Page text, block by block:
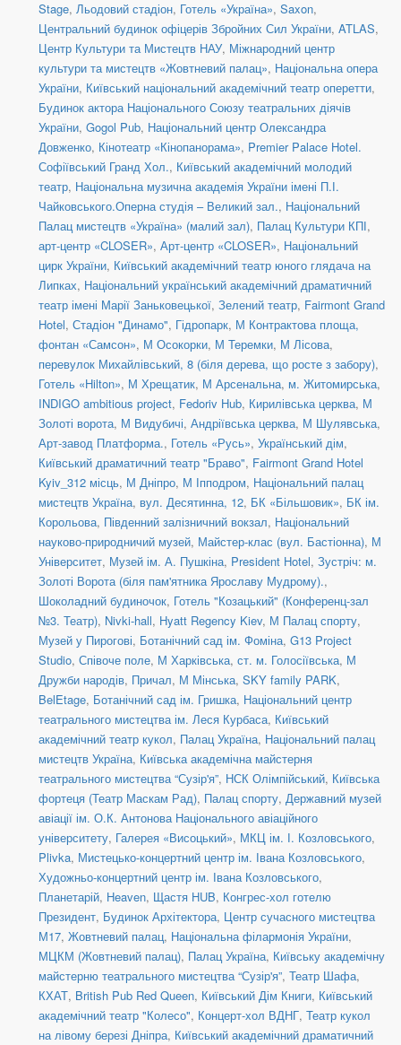
Stage, Льодовий стадіон, Готель «Україна», Saxon,
Центральний будинок офіцерів Збройних Сил України, ATLAS,
Центр Культури та Мистецтв НАУ, Міжнародний центр
культури та мистецтв «Жовтневий палац», Національна опера
України, Київський національний академічний театр оперетти,
Будинок актора Національного Союзу театральних діячів
України, Gogol Pub, Національний центр Олександра
Довженко, Кінотеатр «Кінопанорама», Premier Palace Hotel.
Софіївський Гранд Хол., Київський академічний молодий
театр, Національна музична академія України імені П.І.
Чайковського.Оперна студія – Великий зал., Національний
Палац мистецтв «Україна» (малий зал), Палац Культури КПІ,
арт-центр «CLOSER», Арт-центр «CLOSER», Національний
цирк України, Київський академічний театр юного глядача на
Липках, Національний український академічний драматичний
театр імені Марії Заньковецької, Зелений театр, Fairmont Grand
Hotel, Стадіон "Динамо", Гідропарк, М Контрактова площа,
фонтан «Самсон», М Осокорки, М Теремки, М Лісова,
перевулок Михайлівський, 8 (біля дерева, що росте з забору),
Готель «Hilton», М Хрещатик, М Арсенальна, м. Житомирська,
INDIGO ambitious project, Fedoriv Hub, Кирилівська церква, М
Золоті ворота, М Видубичі, Андріївська церква, М Шулявська,
Арт-завод Платформа., Готель «Русь», Український дім,
Київський драматичний театр "Браво", Fairmont Grand Hotel
Kyiv_312 місць, М Дніпро, М Іпподром, Національний палац
мистецтв Україна, вул. Десятинна, 12, БК «Більшовик», БК ім.
Корольова, Південний залізничний вокзал, Національний
науково-природничий музей, Майстер-клас (вул. Бастіонна), М
Університет, Музей ім. А. Пушкіна, President Hotel, Зустріч: м.
Золоті Ворота (біля пам'ятника Ярославу Мудрому).,
Шоколадний будиночок, Готель "Козацький" (Конференц-зал
№3. Театр), Nivki-hall, Hyatt Regency Kiev, М Палац спорту,
Музей у Пирогові, Ботанічний сад ім. Фоміна, G13 Project
Studio, Співоче поле, М Харківська, ст. м. Голосіївська, М
Дружби народів, Причал, М Мінська, SKY family PARK,
BelEtage, Ботанічний сад ім. Гришка, Національний центр
театрального мистецтва ім. Леся Курбаса, Київський
академічний театр кукол, Палац Україна, Національний палац
мистецтв Україна, Київська академічна майстерня
театрального мистецтва “Сузір'я”, НСК Олімпійський, Київська
фортеця (Театр Маскам Рад), Палац спорту, Державний музей
авіації ім. О.К. Антонова Національного авіаційного
університету, Галерея «Висоцький», МКЦ ім. І. Козловського,
Plivka, Мистецько-концертний центр ім. Івана Козловського,
Художньо-концертний центр ім. Івана Козловського,
Планетарій, Heaven, Щастя HUB, Конгрес-хол готелю
Президент, Будинок Архітектора, Центр сучасного мистецтва
М17, Жовтневий палац, Національна філармонія України,
МЦКМ (Жовтневий палац), Палац Україна, Київську академічну
майстерню театрального мистецтва “Сузір'я”, Театр Шафа,
КХАТ, British Pub Red Queen, Київський Дім Книги, Київський
академічний театр "Колесо", Концерт-хол ВДНГ, Театр кукол
на лівому березі Дніпра, Київський академічний драматичний